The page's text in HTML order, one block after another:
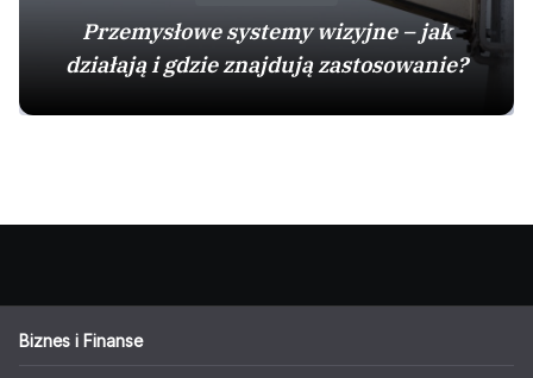
Przemysłowe systemy wizyjne – jak
działają i gdzie znajdują zastosowanie?
Biznes i Finanse